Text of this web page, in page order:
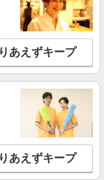
細を見る
／小規模デイ
払い有/週払い有/交
あえずキープ
あえずキープ